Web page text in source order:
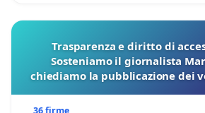
Trasparenza e diritto di
Sosteniamo il giornalista
chiediamo la pubblicazione dei
36 firme